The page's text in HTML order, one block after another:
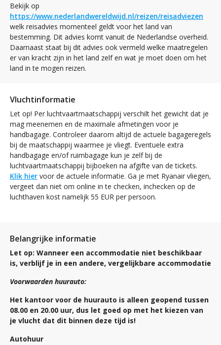
Bekijk op
https://www.nederlandwereldwijd.nl/reizen/reisadviezen
welk reisadvies momenteel geldt voor het land van
bestemming. Dit advies komt vanuit de Nederlandse overheid.
Daarnaast staat bij dit advies ook vermeld welke maatregelen
er van kracht zijn in het land zelf en wat je moet doen om het
land in te mogen reizen.
Vluchtinformatie
Let op! Per luchtvaartmaatschappij verschilt het gewicht dat je
mag meenemen en de maximale afmetingen voor je
handbagage. Controleer daarom altijd de actuele bagageregels
bij de maatschappij waarmee je vliegt. Eventuele extra
handbagage en/of ruimbagage kun je zelf bij de
luchtvaartmaatschappij bijboeken na afgifte van de tickets.
Klik hier voor de actuele informatie. Ga je met Ryanair vliegen,
vergeet dan niet om online in te checken, inchecken op de
luchthaven kost namelijk 55 EUR per persoon.
Belangrijke informatie
Let op: Wanneer een accommodatie niet beschikbaar
is, verblijf je in een andere, vergelijkbare accommodatie
Voorwaarden huurauto:
Het kantoor voor de huurauto is alleen geopend tussen
08.00 en 20.00 uur, dus let goed op met het kiezen van
je vlucht dat dit binnen deze tijd is!
Autohuur